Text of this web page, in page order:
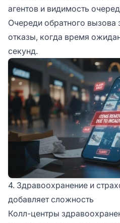
агентов и видимость
Очереди обратного вызова
отказы, когда время
секунд.
4. Здравоохранение и
добавляет сложность
Колл-центры